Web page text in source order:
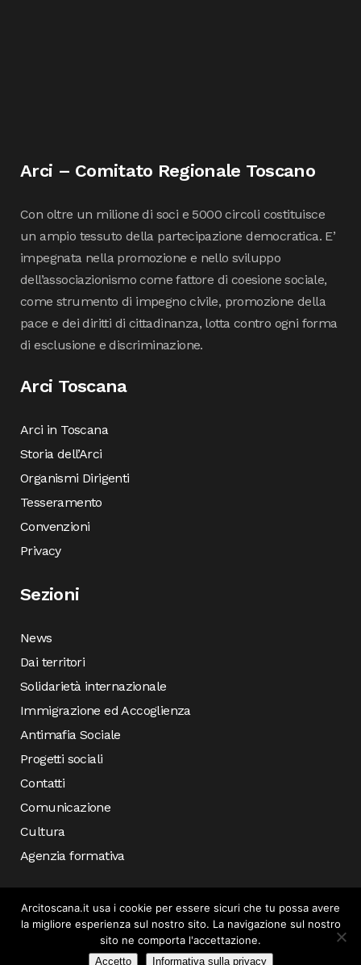
Arci – Comitato Regionale Toscano
Con oltre un milione di soci e 5000 circoli costituisce
un ampio tessuto della partecipazione democratica. E’
impegnata nella promozione e nello sviluppo
dell’associazionismo come fattore di coesione sociale,
come strumento di impegno civile, promozione della
pace e dei diritti di cittadinanza, lotta contro ogni forma
di esclusione e discriminazione.
Arci Toscana
Arci in Toscana
Storia dell’Arci
Organismi Dirigenti
Tesseramento
Convenzioni
Privacy
Sezioni
News
Dai territori
Solidarietà internazionale
Immigrazione ed Accoglienza
Antimafia Sociale
Progetti sociali
Contatti
Comunicazione
Cultura
Agenzia formativa
Arcitoscana.it usa i cookie per essere sicuri che tu possa avere
la migliore esperienza sul nostro sito. La navigazione sul nostro
sito ne comporta l'accettazione.
Accetto Informativa sulla privacy